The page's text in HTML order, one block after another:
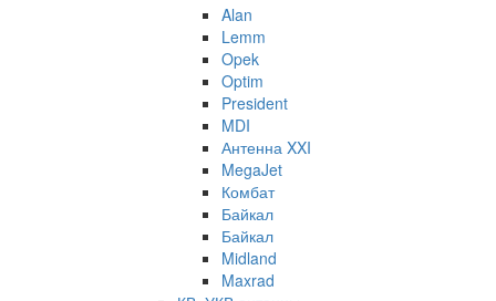
Alan
Lemm
Opek
Optim
President
MDI
Антенна XXI
MegaJet
Комбат
Байкал
Байкал
Midland
Maxrad